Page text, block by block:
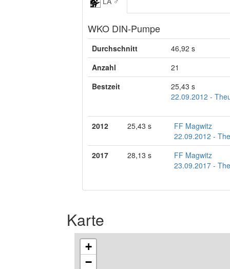
WKO DIN-Pumpe
Durchschnitt
46,92 s
Anzahl
21
Bestzeit
25,43 s
22.09.2012 -
2012 25,43 s
FF Magwitz
22.09.2012 -
2017
28,13 s
FF Magwitz
23.09.2017 -
Karte
+
−